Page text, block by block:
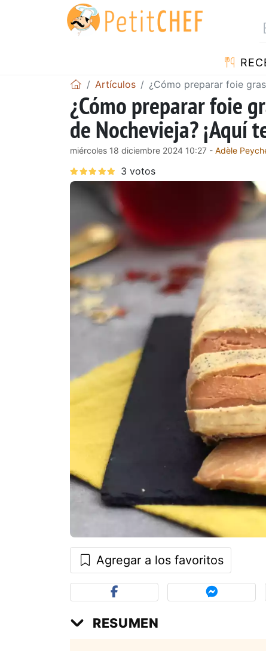
Artículos ¿Cómo preparar foie
¿Cómo preparar foie
de Nochevieja? ¡Aquí
miércoles 18 diciembre 2024 10:27 - Adèle
Agregar a los favoritos
RESUMEN